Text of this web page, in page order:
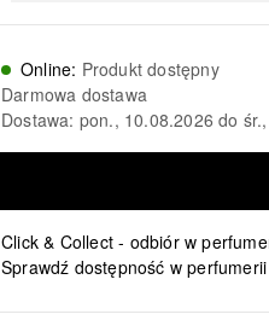
Online: Produkt dostępny
Darmowa dostawa
Dostawa: pon., 10.08.2026 do
Click & Collect - odbiór w
Sprawdź dostępność w perfumerii